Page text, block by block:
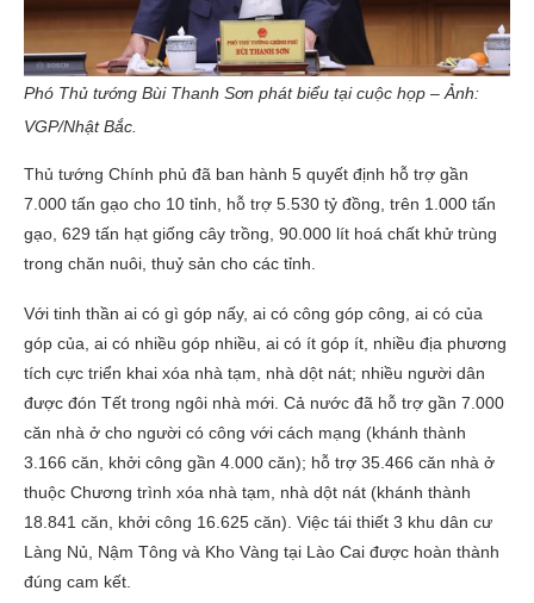
Phó Thủ tướng Bùi Thanh Sơn phát biểu tại cuộc họp – Ảnh:
VGP/Nhật Bắc.
Thủ tướng Chính phủ đã ban hành 5 quyết định hỗ trợ gần
7.000 tấn gạo cho 10 tỉnh, hỗ trợ 5.530 tỷ đồng, trên 1.000 tấn
gạo, 629 tấn hạt giống cây trồng, 90.000 lít hoá chất khử trùng
trong chăn nuôi, thuỷ sản cho các tỉnh.
Với tinh thần ai có gì góp nấy, ai có công góp công, ai có của
góp của, ai có nhiều góp nhiều, ai có ít góp ít, nhiều địa phương
tích cực triển khai xóa nhà tạm, nhà dột nát; nhiều người dân
được đón Tết trong ngôi nhà mới. Cả nước đã hỗ trợ gần 7.000
căn nhà ở cho người có công với cách mạng (khánh thành
3.166 căn, khởi công gần 4.000 căn); hỗ trợ 35.466 căn nhà ở
thuộc Chương trình xóa nhà tạm, nhà dột nát (khánh thành
18.841 căn, khởi công 16.625 căn). Việc tái thiết 3 khu dân cư
Làng Nủ, Nậm Tông và Kho Vàng tại Lào Cai được hoàn thành
đúng cam kết.